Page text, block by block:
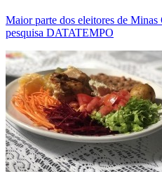
Maior parte dos eleitores de Minas
pesquisa DATATEMPO